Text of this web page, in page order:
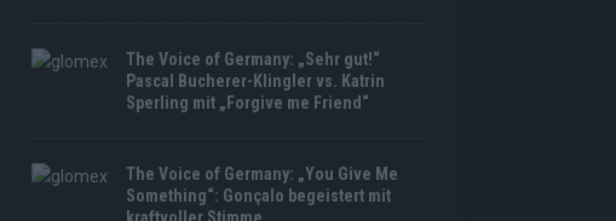
The Voice of Germany: „Sehr gut!“
Pascal Bucherer-Klingler vs. Katrin
Sperling mit „Forgive me Friend“
The Voice of Germany: „You Give Me
Something“: Gonçalo begeistert mit